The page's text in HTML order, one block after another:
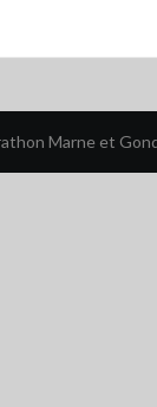
Marne et